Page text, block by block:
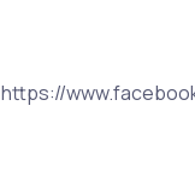
https://